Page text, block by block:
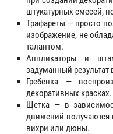
штукатурных смесей,
Трафареты — просто
изображение, не
талантом.
Аппликаторы и
задуманный результат
Гребенка —
декоративных красках.
Щетка — в
движений
вихри или дюны.